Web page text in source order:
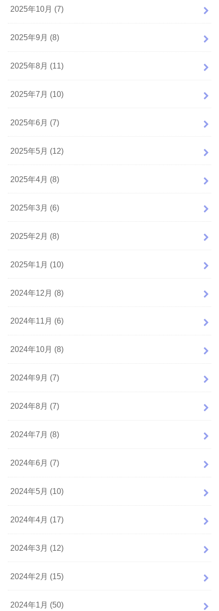
2025年10月 (7)
2025年9月 (8)
2025年8月 (11)
2025年7月 (10)
2025年6月 (7)
2025年5月 (12)
2025年4月 (8)
2025年3月 (6)
2025年2月 (8)
2025年1月 (10)
2024年12月 (8)
2024年11月 (6)
2024年10月 (8)
2024年9月 (7)
2024年8月 (7)
2024年7月 (8)
2024年6月 (7)
2024年5月 (10)
2024年4月 (17)
2024年3月 (12)
2024年2月 (15)
2024年1月 (50)